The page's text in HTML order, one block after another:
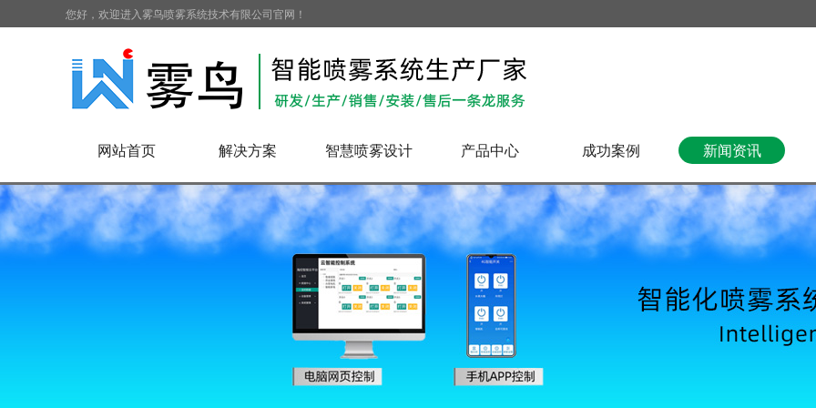
您好，欢迎进入雾鸟喷雾系统技术有限公司官网！
网站首页 解决方案 智慧喷雾设计 产品中心 成功案例 新闻资讯